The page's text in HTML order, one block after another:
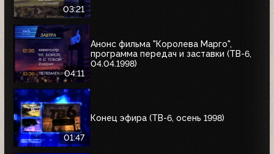
03:21
04:11
Анонс фильма "Королева Марго",
программа передач и заставки (ТВ-6,
04.04.1998)
01:47
Конец эфира (ТВ-6, осень 1998)